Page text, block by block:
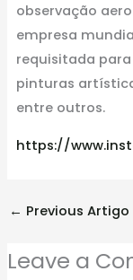
observação
empresa
requisitada
pinturas
entre outros.
https://
← Previous Artigo
Leave a